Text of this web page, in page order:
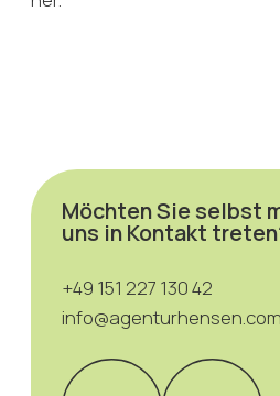
Send
Modeagentur Hensen